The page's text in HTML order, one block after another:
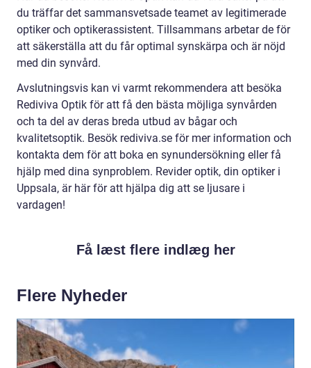
du träffar det sammansvetsade teamet av legitimerade
optiker och optikerassistent. Tillsammans arbetar de för
att säkerställa att du får optimal synskärpa och är nöjd
med din synvård.
Avslutningsvis kan vi varmt rekommendera att besöka
Rediviva Optik för att få den bästa möjliga synvården
och ta del av deras breda utbud av bågar och
kvalitetsoptik. Besök rediviva.se för mer information och
kontakta dem för att boka en synundersökning eller få
hjälp med dina synproblem. Revider optik, din optiker i
Uppsala, är här för att hjälpa dig att se ljusare i
vardagen!
Få læst flere indlæg her
Flere Nyheder